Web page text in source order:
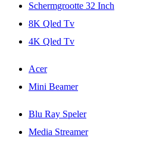
Schermgrootte 32 Inch
8K Qled Tv
4K Qled Tv
Acer
Mini Beamer
Blu Ray Speler
Media Streamer